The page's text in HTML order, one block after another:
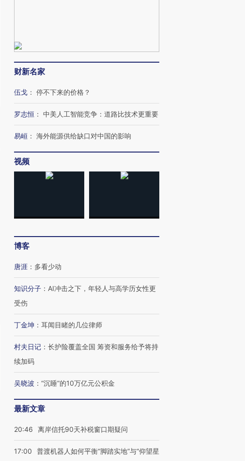
财新名家
伍戈 ： 停不下来的价格？
罗志恒 ： 中美人工智能竞争：道路比技术更重要
易峘 ： 海外能源供给缺口对中国的影响
视频
博客
唐涯 ： 多看少动
知识分子 ： AI冲击之下，年轻人与高学历女性更
受伤
丁金坤 ： 耳闻目睹的几位律师
村夫日记 ： 长护险覆盖全国 筹资和服务给予将持
续加码
吴晓波 ： “沉睡”的10万亿元公积金
最新文章
20:46 离岸信托90天补税窗口期疑问
17:00
普渡机器人如何平衡“脚踏实地”与“仰望星